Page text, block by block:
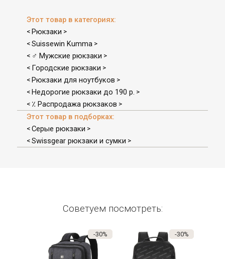
Этот товар в категориях:
< Рюкзаки >
< Suissewin Kumma >
< ♂ Мужские рюкзаки >
< Городские рюкзаки >
< Рюкзаки для ноутбуков >
< Недорогие рюкзаки до 190 р. >
< ٪ Распродажа рюкзаков >
Этот товар в подборках:
< Серые рюкзаки >
< Swissgear рюкзаки и сумки >
Советуем посмотреть:
-30% -30%